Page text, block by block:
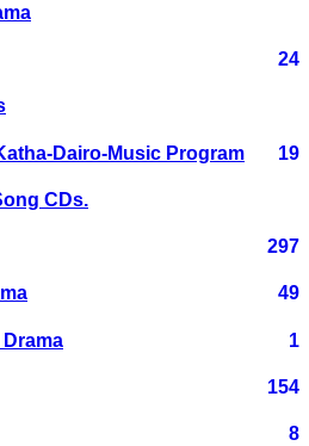
24
Dairo-Music Program 19
CDs.
297
49
1
154
8